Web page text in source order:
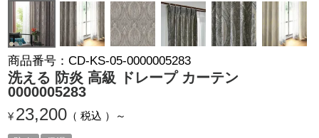
商品番号 CD-KS-05-0000005283
洗える 防炎 高級 ドレープ カーテン
0000005283
¥ 23,200 税込